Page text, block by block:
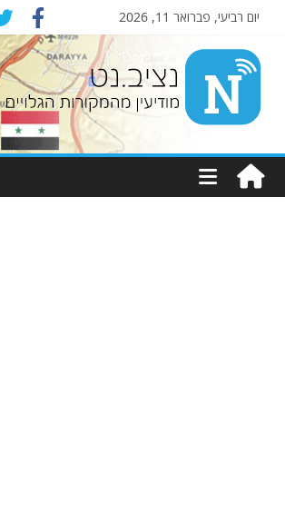
יום רביעי, פברואר 11, 2026
Nziv.net
מודיעין
מהמקורות